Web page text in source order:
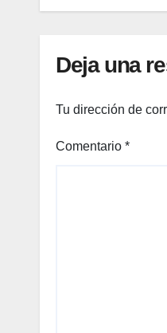
Deja una
Tu dirección de
Comentario *